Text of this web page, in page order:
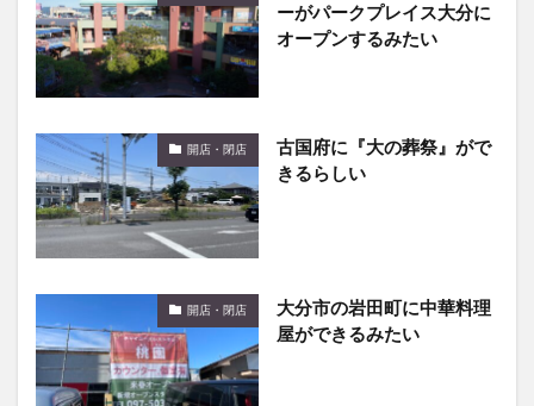
ーがパークプレイス大分に
オープンするみたい
開店・閉店
古国府に『大の葬祭』がで
きるらしい
開店・閉店
大分市の岩田町に中華料理
屋ができるみたい